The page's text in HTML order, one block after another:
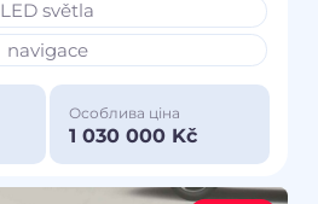
LED světla
navigace
Особлива ціна
1 030 000 Kč